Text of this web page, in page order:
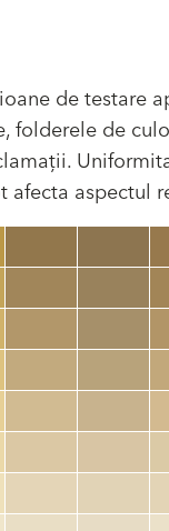
de testare
folderele de
afecta aspectul
clear